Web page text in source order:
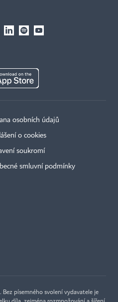
osobních údajů
o cookies
soukromí
smluvní podmínky
písemného svolení vydavatele je